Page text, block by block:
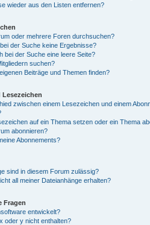
wieder aus den Listen entfernen?
oder mehrere Foren durchsuchen?
der Suche keine Ergebnisse?
bei der Suche eine leere Seite?
suchen?
Beiträge und Themen finden?
zwischen einem Lesezeichen und einem
auf ein Thema setzen oder ein Thema
abonnieren?
Abonnements?
sind in diesem Forum zulässig?
all meiner Dateianhänge erhalten?
Fragen
entwickelt?
oder y nicht enthalten?